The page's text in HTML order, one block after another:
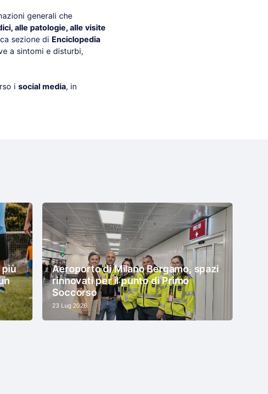
generali che
alle patologie, alle visite
sezione di Enciclopedia
a sintomi e disturbi,
i social media, in
più
Aeroporto di Milano Bergamo, spazi
rinnovati per il punto di Primo
Soccorso
23 Lug 2026